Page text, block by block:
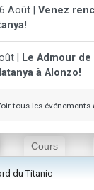
Août | Venez
|
Le Admour
à Alonzo!
tous les événements
Cours
du Titanic